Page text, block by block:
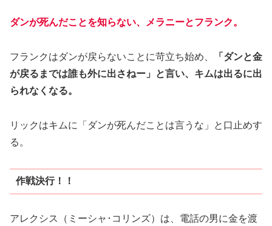
ダンが死んだことを知らない、メラニーとフランク。
フランクはダンが戻らないことに苛立ち始め、
「ダンと金
が戻るまでは誰も外に出さねー」と言い、キムは出るに出
られなくなる。
リックはキムに「ダンが死んだことは言うな」と口止めす
る。
作戦決行！！
アレクシス（ミーシャ･コリンズ）は、電話の男に金を渡